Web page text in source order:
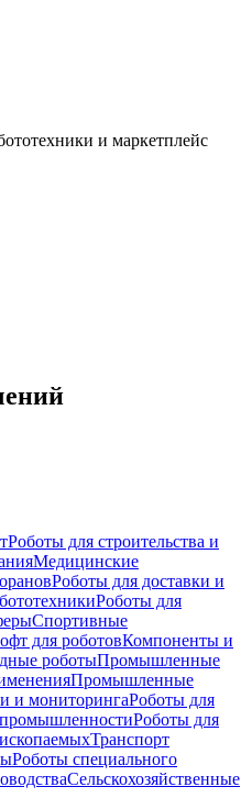
и маркетплейс
Роботы для строительства и
Медицинские
Роботы для доставки и
Роботы для
Спортивные
для роботовКомпоненты и
роботыПромышленные
Промышленные
и мониторингаРоботы для
промышленностиРоботы для
Транспорт
Роботы специального
Сельскохозяйственные